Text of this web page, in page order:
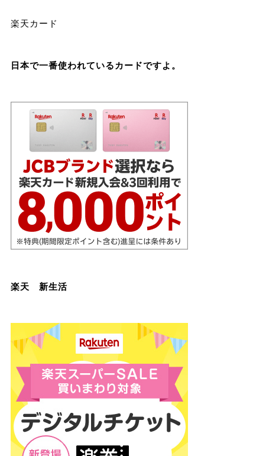
楽天カード
日本で一番使われているカードですよ。
楽天 新生活